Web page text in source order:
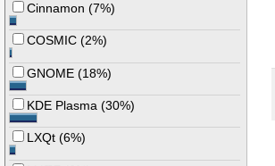
Cinnamon (7%)
COSMIC (2%)
GNOME (18%)
KDE Plasma (30%)
LXQt (6%)